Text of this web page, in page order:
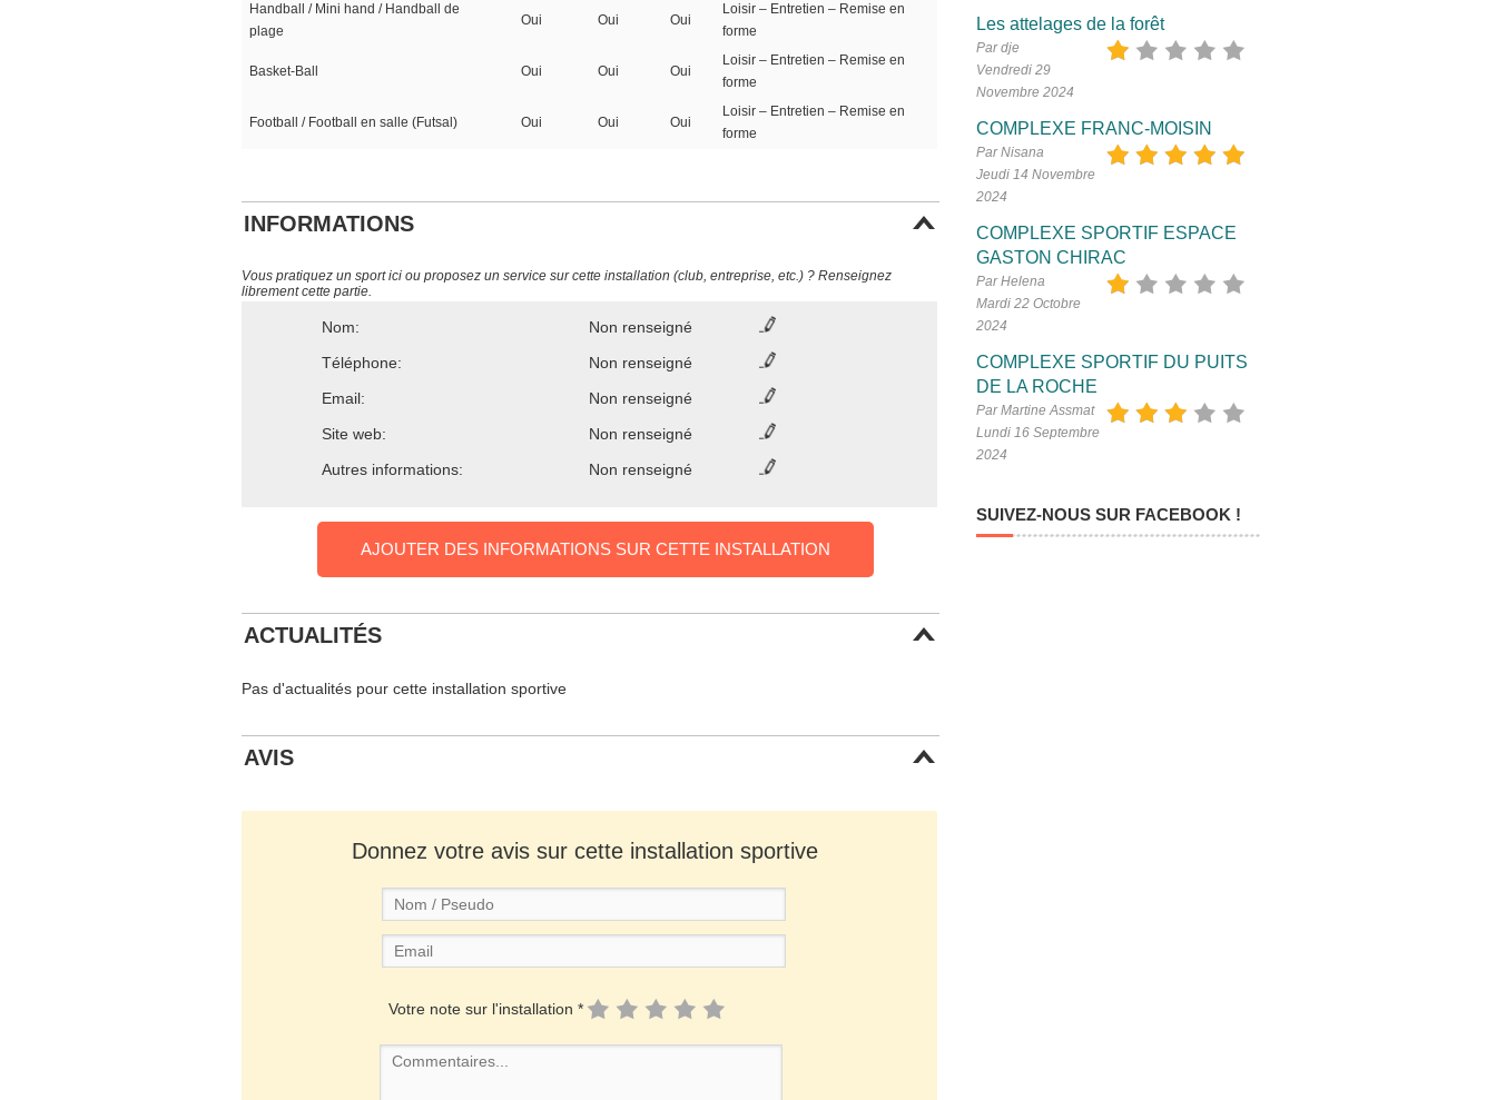
Handball / Mini hand / Handball de
plage
Oui Oui Oui
Loisir – Entretien – Remise en
forme
Basket-Ball Oui Oui Oui
Loisir – Entretien – Remise en
forme
Football / Football en salle (Futsal) Oui Oui Oui
Loisir – Entretien – Remise en
forme
INFORMATIONS
Vous pratiquez un sport ici ou proposez un service sur cette installation (club, entreprise, etc.) ? Renseignez
librement cette partie.
Nom:
Non renseigné
Téléphone:
Non renseigné
Email:
Non renseigné
Site web:
Non renseigné
Autres informations:
Non renseigné
AJOUTER DES INFORMATIONS SUR CETTE INSTALLATION
ACTUALITÉS
Pas d'actualités pour cette installation sportive
AVIS
Donnez votre avis sur cette installation sportive
Votre note sur l'installation *
Les attelages de la forêt
Par dje
Vendredi 29
Novembre 2024
COMPLEXE FRANC-MOISIN
Par Nisana
Jeudi 14 Novembre
2024
COMPLEXE SPORTIF ESPACE
GASTON CHIRAC
Par Helena
Mardi 22 Octobre
2024
COMPLEXE SPORTIF DU PUITS
DE LA ROCHE
Par Martine Assmat
Lundi 16 Septembre
2024
SUIVEZ-NOUS SUR FACEBOOK !